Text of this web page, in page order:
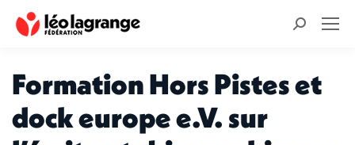
Recherche
Formation Hors Pistes et
dock europe e.V. sur